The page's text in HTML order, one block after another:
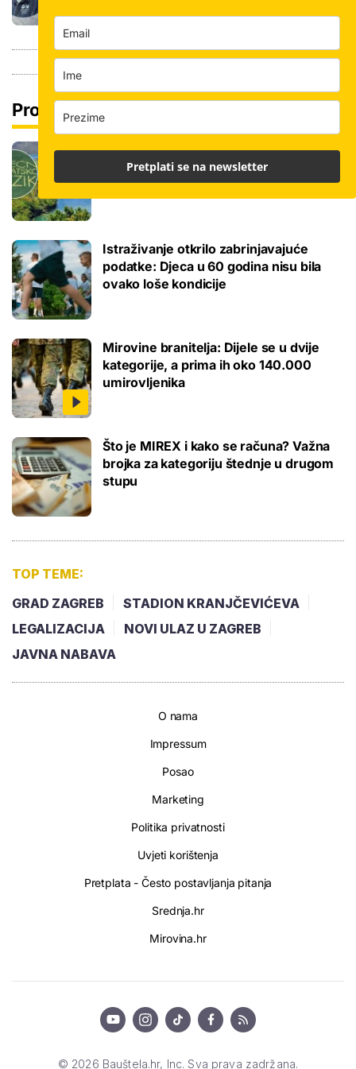
Pročitaj još
Tokom ili tijekom nastave? Ova jezična
dvojba često zbunjuje, a odgovor je
zapravo jednostavan
Istraživanje otkrilo zabrinjavajuće
podatke: Djeca u 60 godina nisu bila
ovako loše kondicije
Mirovine branitelja: Dijele se u dvije
kategorije, a prima ih oko 140.000
umirovljenika
Što je MIREX i kako se računa? Važna
brojka za kategoriju štednje u drugom
stupu
TOP TEME:
GRAD ZAGREB
STADION KRANJČEVIĆEVA
LEGALIZACIJA
NOVI ULAZ U ZAGREB
JAVNA NABAVA
O nama
Impressum
Posao
Marketing
Politika privatnosti
Uvjeti korištenja
Pretplata - Često postavljanja pitanja
Srednja.hr
Mirovina.hr
© 2026 Bauštela.hr, Inc. Sva prava zadržana.
Pretplati se na newsletter